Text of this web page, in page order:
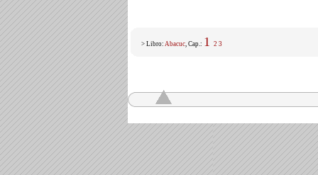
> Libro: Abacuc, Cap.: 1 2 3